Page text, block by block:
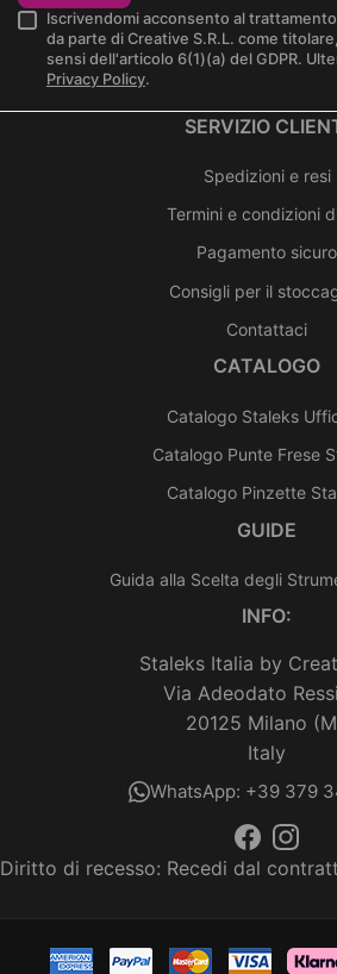
Iscrivendomi acconsento al
da parte di Creative S.R.L. come
sensi dell'articolo 6(1)(a) del GDPR.
Privacy Policy.
SERVIZIO
Spedizioni e resi
Termini e condizioni
Pagamento sicuro
Consigli per il
Contattaci
CATALOGO
Catalogo Staleks
Catalogo Punte Frese
Catalogo Pinzette
GUIDE
Guida alla Scelta degli
INFO:
Staleks Italia by
Via Adeodato
20125 Milano
Italy
WhatsApp: +39 379
Diritto di recesso: Recedi dal